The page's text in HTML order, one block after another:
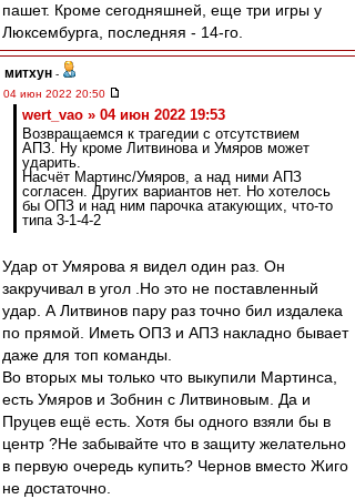
пашет. Кроме сегодняшней, еще три игры у
Люксембурга, последняя - 14-го.
митхун -
04 июн 2022 20:50
wert_vao » 04 июн 2022 19:53
Возвращаемся к трагедии с отсутствием
АПЗ. Ну кроме Литвинова и Умяров может
ударить.
Насчёт Мартинс/Умяров, а над ними АПЗ
согласен. Других вариантов нет. Но хотелось
бы ОПЗ и над ним парочка атакующих, что-то
типа 3-1-4-2
Удар от Умярова я видел один раз. Он
закручивал в угол .Но это не поставленный
удар. А Литвинов пару раз точно бил издалека
по прямой. Иметь ОПЗ и АПЗ накладно бывает
даже для топ команды.
Во вторых мы только что выкупили Мартинса,
есть Умяров и Зобнин с Литвиновым. Да и
Пруцев ещё есть. Хотя бы одного взяли бы в
центр ?Не забывайте что в защиту желательно
в первую очередь купить? Чернов вместо Жиго
не достаточно.